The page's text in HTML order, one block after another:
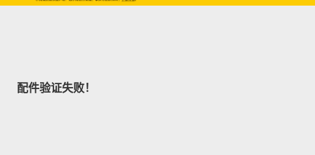
配件验证失败！